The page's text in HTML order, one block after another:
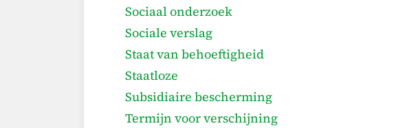
Sociaal onderzoek
Sociale verslag
Staat van behoeftigheid
Staatloze
Subsidiaire bescherming
Termijn voor verschijning